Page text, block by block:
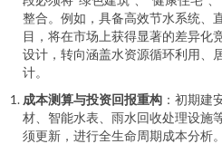
整合。例如，具备高效节水系统、
目，将在市场上获得显著的差异化
设计，转向涵盖水资源循环利用、
计。
成本测算与投资回报重构 ：初期建
材、智能水表、雨水回收处理设施
须更新，进行全生命周期成本分析